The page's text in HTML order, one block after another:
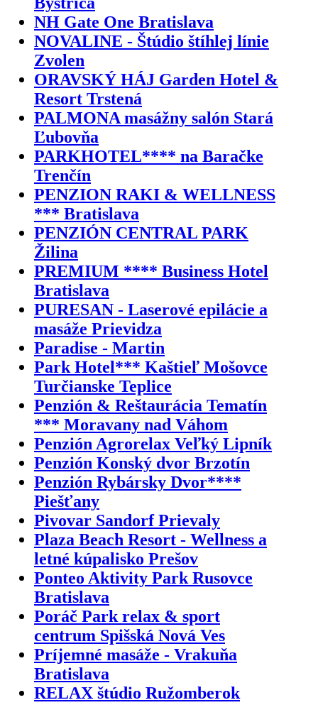
NH Gate One Bratislava
NOVALINE - Štúdio štíhlej línie
Zvolen
ORAVSKÝ HÁJ Garden Hotel &
Resort Trstená
PALMONA masážny salón Stará
Ľubovňa
PARKHOTEL**** na Baračke
Trenčín
PENZION RAKI & WELLNESS
*** Bratislava
PENZIÓN CENTRAL PARK
Žilina
PREMIUM **** Business Hotel
Bratislava
PURESAN - Laserové epilácie a
masáže Prievidza
Paradise - Martin
Park Hotel*** Kaštieľ Mošovce
Turčianske Teplice
Penzión & Reštaurácia Tematín
*** Moravany nad Váhom
Penzión Agrorelax Veľký Lipník
Penzión Konský dvor Brzotín
Penzión Rybársky Dvor****
Piešťany
Pivovar Sandorf Prievaly
Plaza Beach Resort - Wellness a
letné kúpalisko Prešov
Ponteo Aktivity Park Rusovce
Bratislava
Poráč Park relax & sport
centrum Spišská Nová Ves
Príjemné masáže - Vrakuňa
Bratislava
RELAX štúdio Ružomberok